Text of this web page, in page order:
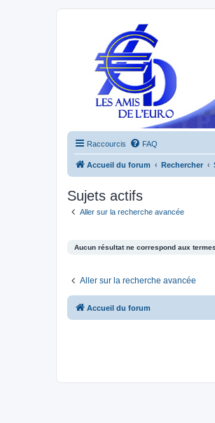
Raccourcis FAQ
Accueil du forum Rechercher
Sujets actifs
Aller sur la recherche avancée
Aucun résultat ne correspond aux
Aller sur la recherche avancée
Accueil du forum